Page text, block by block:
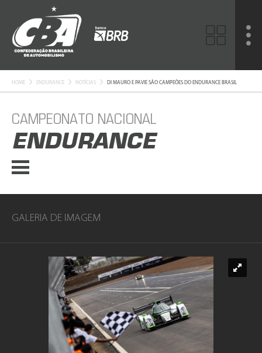
HOME ENDURANCE NOTÍCIAS DI MAURO E PAVIE SÃO CAMPEÕES DO ENDURANCE BRASIL
CAMPEONATO NACIONAL
ENDURANCE
GALERIA DE IMAGEM